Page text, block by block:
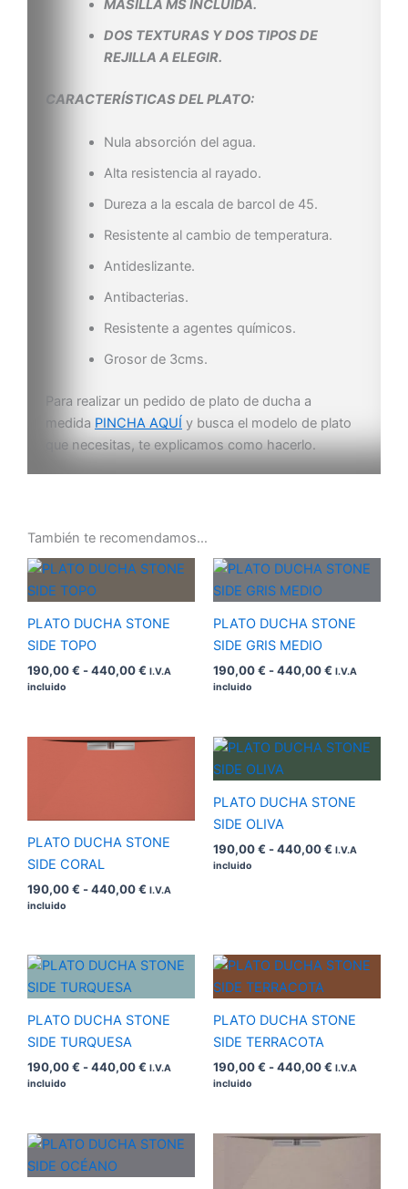
MASILLA MS INCLUIDA.
DOS TEXTURAS Y DOS TIPOS DE
REJILLA A ELEGIR.
CARACTERÍSTICAS DEL PLATO:
Nula absorción del agua.
Alta resistencia al rayado.
Dureza a la escala de barcol de 45.
Resistente al cambio de temperatura.
Antideslizante.
Antibacterias.
Resistente a agentes químicos.
Grosor de 3cms.
Para realizar un pedido de plato de ducha a
medida PINCHA AQUÍ y busca el modelo de plato
que necesitas, te explicamos como hacerlo.
También te recomendamos…
PLATO DUCHA STONE
SIDE TOPO
190,00€ -440,00€
Rango
190,00 €
I.V.A
incluido
PLATO DUCHA STONE
SIDE GRIS MEDIO
190,00€ -440,00€
Rango
190,00 €
I.V.A
incluido
PLATO DUCHA STONE
SIDE CORAL
190,00€ -440,00€
Rango
hasta
440,00 €
I.V.A
incluido
PLATO DUCHA STONE
SIDE OLIVA
190,00€ -440,00€
Rango
190,00 €
I.V.A
incluido
PLATO DUCHA STONE
SIDE TURQUESA
190,00€ -440,00€
Rango
190,00 €
I.V.A
incluido
PLATO DUCHA STONE
SIDE TERRACOTA
190,00€ -440,00€
Rango
190,00 €
I.V.A
incluido
Rango
Rango